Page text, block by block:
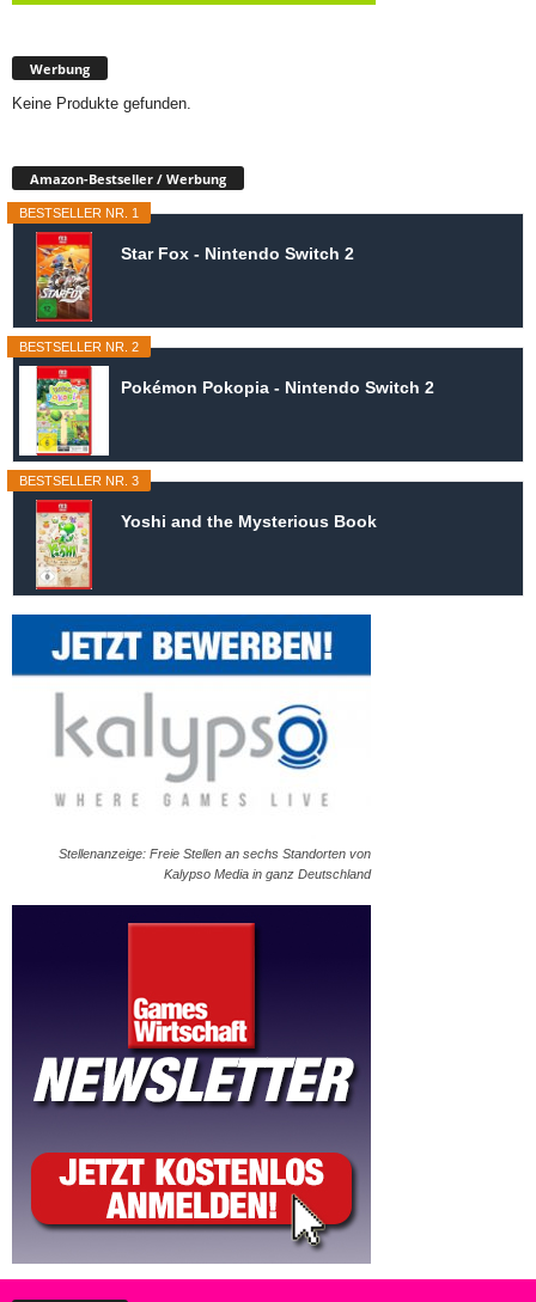
Werbung
Keine Produkte gefunden.
Amazon-Bestseller / Werbung
BESTSELLER NR. 1
Star Fox - Nintendo Switch 2
BESTSELLER NR. 2
Pokémon Pokopia - Nintendo Switch 2
BESTSELLER NR. 3
Yoshi and the Mysterious Book
Stellenanzeige: Freie Stellen an sechs Standorten von
Kalypso Media in ganz Deutschland